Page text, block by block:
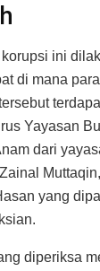
ini
di mana
Yayasan
dari
yang
diperiksa